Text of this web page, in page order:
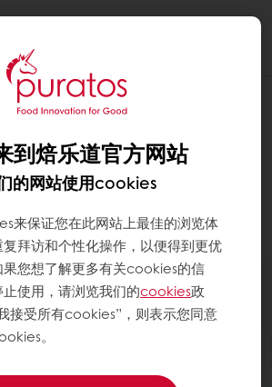
到焙乐道官方网站
的网站使用cookies
来保证您在此网站上最佳的浏览体
拜访和个性化操作，以便得到更优
果您想了解更多有关cookies的信
使用，请浏览我们的cookies政
接受所有cookies”，则表示您同意
。